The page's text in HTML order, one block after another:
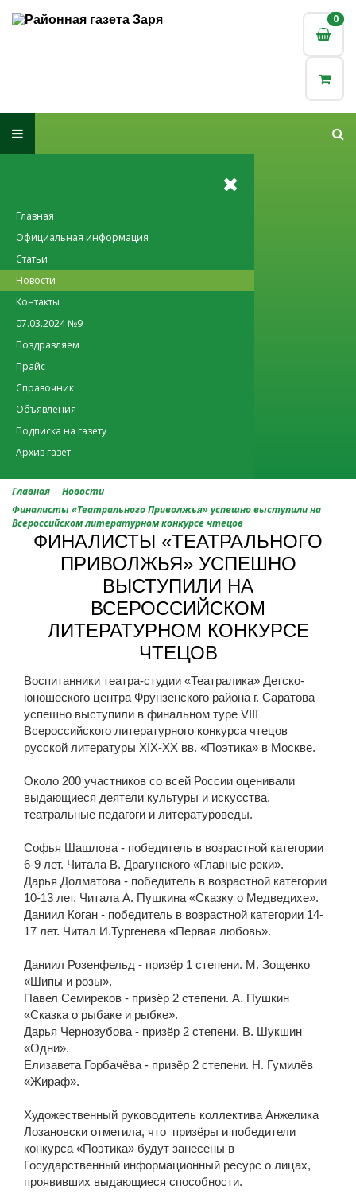
0
0
Главная
Официальная информация
Статьи
Новости
Контакты
07.03.2024 №9
Поздравляем
Прайс
Справочник
Объявления
Подписка на газету
Архив газет
Главная - Новости -
Финалисты «Театрального Приволжья» успешно выступили на
Всероссийском литературном конкурсе чтецов
ФИНАЛИСТЫ «ТЕАТРАЛЬНОГО
ПРИВОЛЖЬЯ» УСПЕШНО
ВЫСТУПИЛИ НА
ВСЕРОССИЙСКОМ
ЛИТЕРАТУРНОМ КОНКУРСЕ
ЧТЕЦОВ
Воспитанники театра-студии «Театралика» Детско-
юношеского центра Фрунзенского района г. Саратова
успешно выступили в финальном туре VIII
Всероссийского литературного конкурса чтецов
русской литературы XIX-XX вв. «Поэтика» в Москве.
Около 200 участников со всей России оценивали
выдающиеся деятели культуры и искусства,
театральные педагоги и литературоведы.
Софья Шашлова - победитель в возрастной категории
6-9 лет. Читала В. Драгунского «Главные реки».
Дарья Долматова - победитель в возрастной категории
10-13 лет. Читала А. Пушкина «Сказку о Медведихе».
Даниил Коган - победитель в возрастной категории 14-
17 лет. Читал И.Тургенева «Первая любовь».
Даниил Розенфельд - призёр 1 степени. М. Зощенко
«Шипы и розы».
Павел Семиреков - призёр 2 степени. А. Пушкин
«Сказка о рыбаке и рыбке».
Дарья Чернозубова - призёр 2 степени. В. Шукшин
«Одни».
Елизавета Горбачёва - призёр 2 степени. Н. Гумилёв
«Жираф».
Художественный руководитель коллектива Анжелика
Лозановски отметила, что призёры и победители
конкурса «Поэтика» будут занесены в
Государственный информационный ресурс о лицах,
проявивших выдающиеся способности.